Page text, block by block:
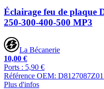
Éclairage feu de plaque
250-300-400-500 MP3
La Bécanerie
10,00 €
Ports : 5,90 €
Référence OEM:
Plus d'infos